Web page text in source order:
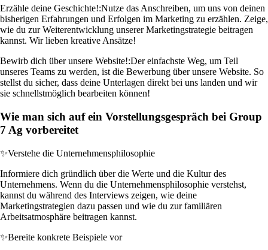
Erzähle deine Geschichte!:Nutze das Anschreiben, um uns von deinen
bisherigen Erfahrungen und Erfolgen im Marketing zu erzählen. Zeige,
wie du zur Weiterentwicklung unserer Marketingstrategie beitragen
kannst. Wir lieben kreative Ansätze!
Bewirb dich über unsere Website!:Der einfachste Weg, um Teil
unseres Teams zu werden, ist die Bewerbung über unsere Website. So
stellst du sicher, dass deine Unterlagen direkt bei uns landen und wir
sie schnellstmöglich bearbeiten können!
Wie man sich auf ein Vorstellungsgespräch bei Group
7 Ag vorbereitet
✨Verstehe die Unternehmensphilosophie
Informiere dich gründlich über die Werte und die Kultur des
Unternehmens. Wenn du die Unternehmensphilosophie verstehst,
kannst du während des Interviews zeigen, wie deine
Marketingstrategien dazu passen und wie du zur familiären
Arbeitsatmosphäre beitragen kannst.
✨Bereite konkrete Beispiele vor